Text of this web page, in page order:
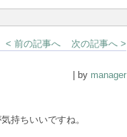
< 前の記事へ 次の記事へ >
| by manager
持ちいいですね。